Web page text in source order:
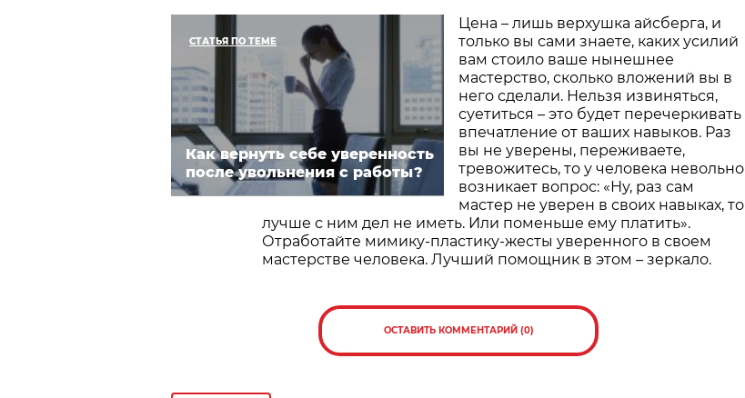
СТАТЬЯ ПО ТЕМЕ
Как вернуть себе уверенность
после увольнения с работы?
Цена – лишь верхушка айсберга, и
только вы сами знаете, каких усилий
вам стоило ваше нынешнее
мастерство, сколько вложений вы в
него сделали. Нельзя извиняться,
суетиться – это будет перечеркивать
впечатление от ваших навыков. Раз
вы не уверены, переживаете,
тревожитесь, то у человека невольно
возникает вопрос: «Ну, раз сам
мастер не уверен в своих навыках, то
лучше с ним дел не иметь. Или поменьше ему платить».
Отработайте мимику-пластику-жесты уверенного в своем
мастерстве человека. Лучший помощник в этом – зеркало.
ОСТАВИТЬ КОММЕНТАРИЙ (0)